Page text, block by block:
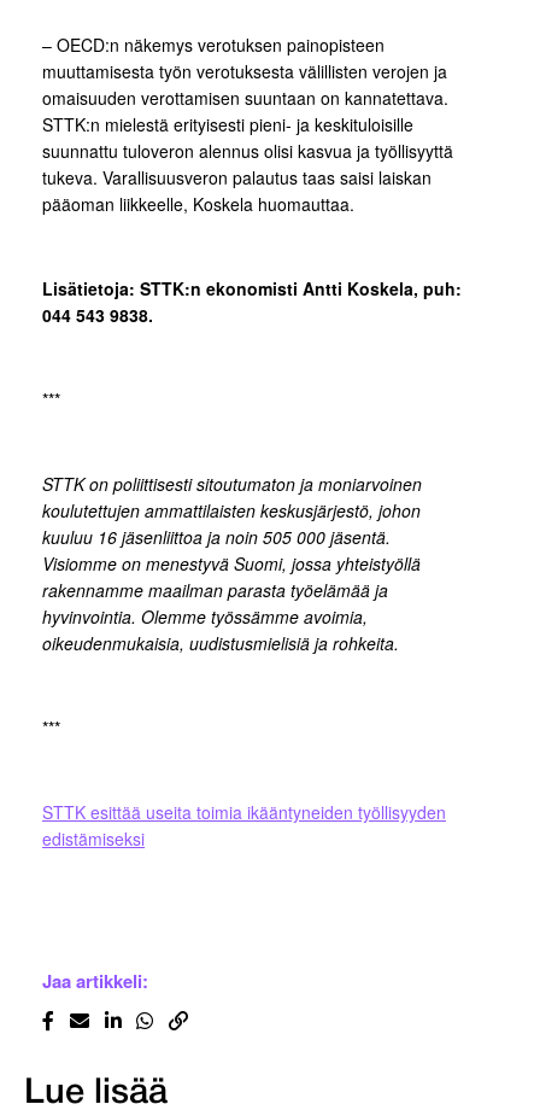
– OECD:n näkemys verotuksen painopisteen
muuttamisesta työn verotuksesta välillisten verojen ja
omaisuuden verottamisen suuntaan on kannatettava.
STTK:n mielestä erityisesti pieni- ja keskituloisille
suunnattu tuloveron alennus olisi kasvua ja työllisyyttä
tukeva. Varallisuusveron palautus taas saisi laiskan
pääoman liikkeelle, Koskela huomauttaa.
Lisätietoja: STTK:n ekonomisti Antti Koskela, puh:
044 543 9838.
***
STTK on poliittisesti sitoutumaton ja moniarvoinen
koulutettujen ammattilaisten keskusjärjestö, johon
kuuluu 16 jäsenliittoa ja noin 505 000 jäsentä.
Visiomme on menestyvä Suomi, jossa yhteistyöllä
rakennamme maailman parasta työelämää ja
hyvinvointia. Olemme työssämme avoimia,
oikeudenmukaisia, uudistusmielisiä ja rohkeita.
***
STTK esittää useita toimia ikääntyneiden työllisyyden
edistämiseksi
Jaa artikkeli:
Lue lisää